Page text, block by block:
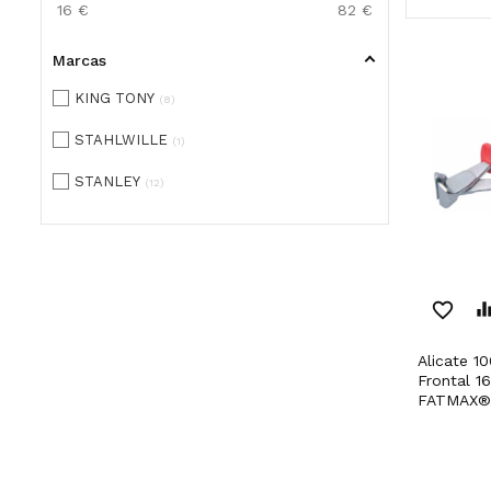
16 € 82 €
Marcas
KING TONY 8
STAHLWILLE 1
STANLEY 12
favorite_border equalizer
Alicate 1000V VDE Corte
Frontal
FATMAX®